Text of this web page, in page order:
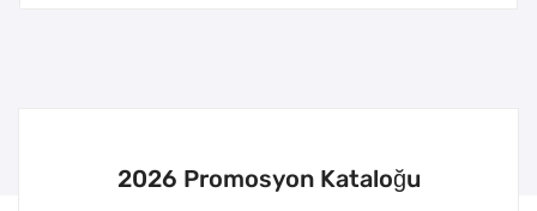
2026 Promosyon Kataloğu